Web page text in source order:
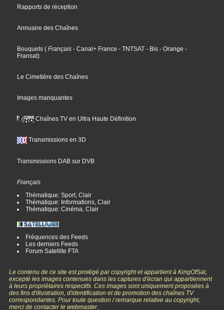
Rapports de réception
Annuaire des Chaînes
Bouquets ( Français - Canal+ France - TNTSAT - Bis - Orange -
Fransat)
Le Cimetière des Chaînes
Images manquantes
Chaînes TV en Ultra Haute Définition
Transmissions en 3D
Transmissions DAB sur DVB
Français
Thématique: Sport, Clair
Thématique: Informations, Clair
Thématique: Cinéma, Clair
Fréquences des Feeds
Les derniers Feeds
Forum Satellite FTA
Le contenu de ce site est protégé par copyright et appartient à KingOfSat,
excepté les images contenues dans les captures d'écran qui appartiennent
à leurs propriétaires respectifs. Ces images sont uniquement proposées à
des fins d'illustration, d'identification et de promotion des chaînes TV
correspondantes. Pour toute question / remarque relative au copyright,
merci de contacter le webmaster.